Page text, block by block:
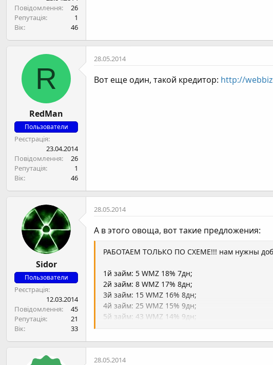
н
я
Повідомлення
26
Репутація
1
Вік
46
R
RedMan
Пользователи
Реєстрація
23.04.2014
Повідомлення
26
Репутація
1
Вік
46
28.05.2014
Вот еще один, такой кредитор: http://
Sidor
Пользователи
Реєстрація
12.03.2014
Повідомлення
45
Репутація
21
Вік
33
28.05.2014
А в этого овоща, вот такие предложения:
РАБОТАЕМ ТОЛЬКО ПО СХЕМЕ!!! нам нужны
1й займ: 5 WMZ 18% 7дн;
2й займ: 8 WMZ 17% 8дн;
3й займ: 15 WMZ 16% 8дн;
4й займ: 25 WMZ 15% 9дн;
5й займ: 43 WMZ 14% 9дн;
8й займ: 200 WMZ 11% 9дн;
9й займ: 324 WMZ 10% 14дн;
28.05.2014